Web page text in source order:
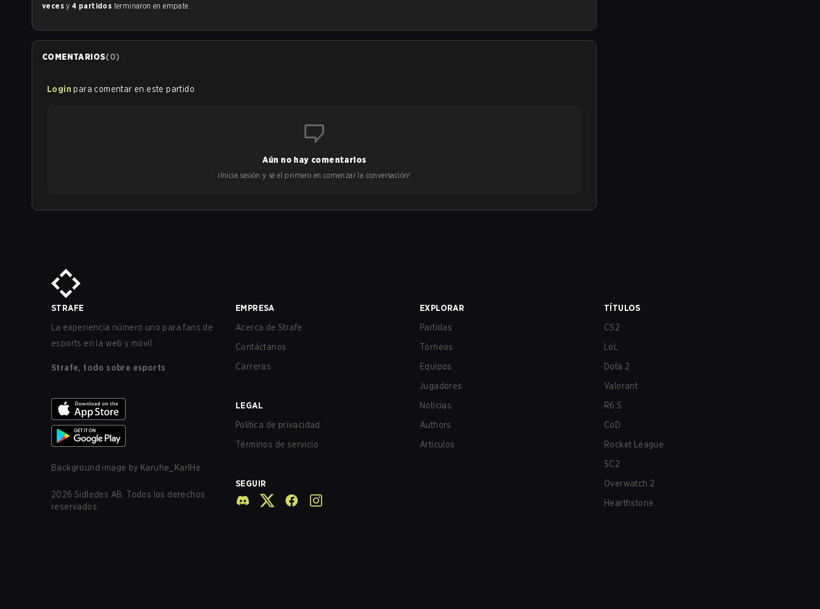
vecesy4 partidos terminaron en empate.
COMENTARIOS(0)
Login para comentar en este partido
Aún no hay comentarios
¡Inicia sesión y sé el primero en comenzar la conversación!
STRAFE
La experiencia número uno para fans de
esports en la web y móvil.
Strafe, todo sobre esports
Background image by Karuhe_KarlHe
2026 Sidledes AB. Todos los derechos
reservados.
EMPRESA
Acerca de Strafe
Contáctanos
Carreras
LEGAL
Política de privacidad
Términos de servicio
SEGUIR
EXPLORAR
Partidas
Torneos
Equipos
Jugadores
Noticias
Authors
Artículos
TÍTULOS
CS2
LoL
Dota 2
Valorant
R6:S
CoD
Rocket League
SC2
Overwatch 2
Hearthstone